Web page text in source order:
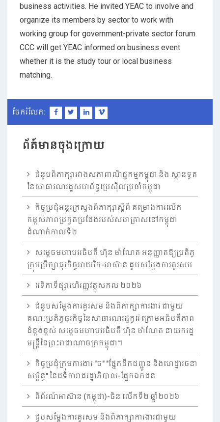
business activities. He invited YEAC to involve and
organize its members by sector to work with
working group for government-private sector forum.
CCC will get YEAC informed on business event
whether it is the study tour or local business
matching.
ចែករំលែក:
ព័ត៍មានចុងក្រោយ
ជំនួបពិភាក្សារវាងសភាពាណិជ្ជកម្មកម្ពុជា និង ស្ថានទូត
នៃសាធារណរដ្ឋសហព័ន្ធប្រេស៊ីលប្រចាំកម្ពុជា
កិច្ចប្រជុំអន្តរក្រសួងពិភាក្សាស្តីពី គម្រោងការលើក
កម្ពស់ភាពប្រកួតប្រជែងរបស់សហគ្រាសនៅកម្ពុជា
ដំណាក់កាលទី២
សម្តេចមហាបវរធិបតី ហ៊ុន ម៉ាណែត អនុញ្ញាតឱ្យប្រតិភូ
ក្រុមប្រឹក្សាធុរកិច្ចអាមេរិក-អាស៊ាន ជួបសម្តែងការគួរសម
វេទិកាទីផ្សារហិរញ្ញវត្ថុសកល ២០២៦
ជំនួបសម្តែងការគួរសម និងពិភាក្សាការងារ ជាមួយ
គណៈប្រតិភូធុរកិច្ចនៃសាធារណរដ្ឋកូរ៉េ ក្រោមអធិបតីភាព
ដ៏ខ្ពង់ខ្ពស់ សម្តេចមហាបវរធិបតី ហ៊ុន ម៉ាណែត នាយករដ្ឋ
មន្ត្រីនៃព្រះរាជាណាចក្រកម្ពុជា។
កិច្ចប្រជុំក្រុមការងារ "ច" "ផ្នែកដឹកជញ្ជូន និងហេដ្ឋារចនា
សម្ព័ន្ធ" នៃវេទិការាជរដ្ឋាភិបាល-ផ្នែកឯកជន
ពិព័រណ៍អាស៊ាន (កម្ពុជា)-ចិន លើកទី២ ឆ្នាំ២០២៦
ជួបសម្តែងការគួរសម និងពិភាក្សាការងារជាមួយ